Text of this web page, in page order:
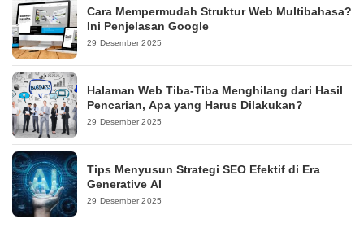
Cara Mempermudah Struktur Web Multibahasa?
Ini Penjelasan Google
29 Desember 2025
Halaman Web Tiba-Tiba Menghilang dari Hasil
Pencarian, Apa yang Harus Dilakukan?
29 Desember 2025
Tips Menyusun Strategi SEO Efektif di Era
Generative AI
29 Desember 2025